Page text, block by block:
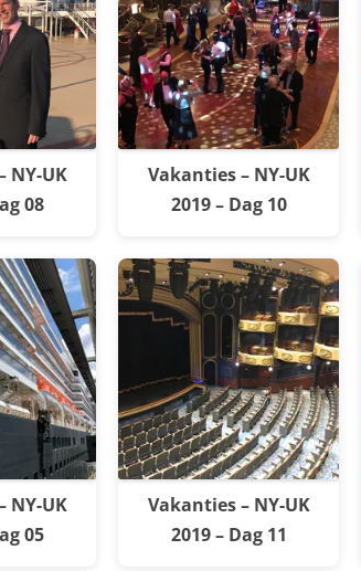
NY-UK
08
Vakanties – NY-UK
2019 – Dag 10
NY-UK
05
Vakanties – NY-UK
2019 – Dag 11